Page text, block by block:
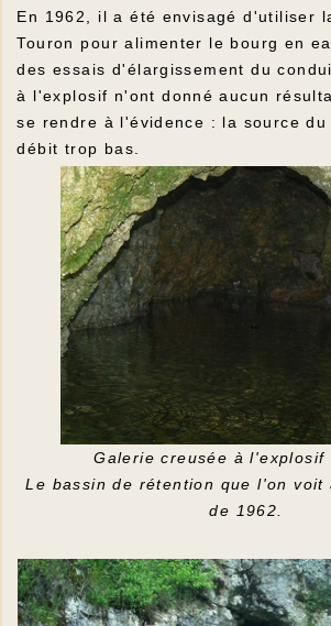
En 1962, il a été envisagé d'utiliser
Touron pour alimenter le bourg en
des essais d'élargissement du
à l'explosif n'ont donné aucun
se rendre à l'évidence : la source du
débit trop bas.
Galerie creusée à l'explosif
Le bassin de rétention que l'on voit
de 1962.